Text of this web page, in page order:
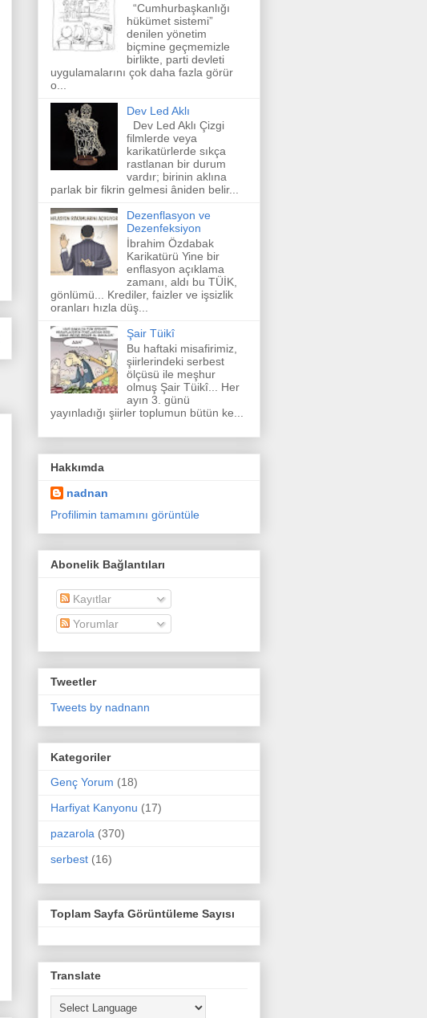
“Cumhurbaşkanlığı
hükümet sistemi”
denilen yönetim
biçmine geçmemizle
birlikte, parti devleti
uygulamalarını çok daha fazla görür
o...
Dev Led Aklı
Dev Led Aklı Çizgi
filmlerde veya
karikatürlerde sıkça
rastlanan bir durum
vardır; birinin aklına
parlak bir fikrin gelmesi âniden belir...
Dezenflasyon ve
Dezenfeksiyon
İbrahim Özdabak
Karikatürü Yine bir
enflasyon açıklama
zamanı, aldı bu TÜİK,
gönlümü... Krediler, faizler ve işsizlik
oranları hızla düş...
Şair Tüikî
Bu haftaki misafirimiz,
şiirlerindeki serbest
ölçüsü ile meşhur
olmuş Şair Tüikî... Her
ayın 3. günü
yayınladığı şiirler toplumun bütün ke...
Hakkımda
nadnan
Profilimin tamamını görüntüle
Abonelik Bağlantıları
Kayıtlar
Yorumlar
Tweetler
Tweets by nadnann
Kategoriler
Genç Yorum (18)
Harfiyat Kanyonu (17)
pazarola (370)
serbest (16)
Toplam Sayfa Görüntüleme Sayısı
Translate